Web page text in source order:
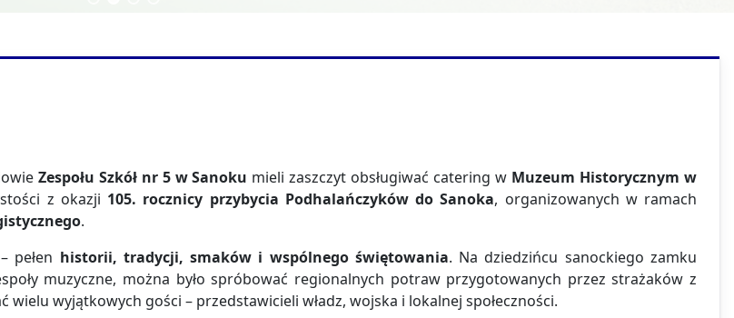
Zespołu Szkół nr 5 w Sanoku mieli zaszczyt obsługiwać catering w Muzeum Historycznym w
z okazji 105. rocznicy przybycia Podhalańczyków do Sanoka, organizowanych w ramach
.
pełen historii, tradycji, smaków i wspólnego świętowania. Na dziedzińcu sanockiego zamku
muzyczne, można było spróbować regionalnych potraw przygotowanych przez strażaków z
wielu wyjątkowych gości – przedstawicieli władz, wojska i lokalnej społeczności.